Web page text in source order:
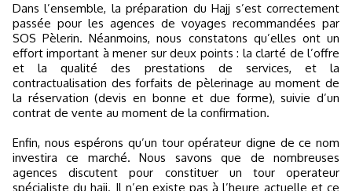
Dans l’ensemble, la préparation du Hajj s’est correctement
passée pour les agences de voyages recommandées par
SOS Pèlerin. Néanmoins, nous constatons qu’elles ont un
effort important à mener sur deux points : la clarté de l’offre
et la qualité des prestations de services, et la
contractualisation des forfaits de pèlerinage au moment de
la réservation (devis en bonne et due forme), suivie d’un
contrat de vente au moment de la confirmation.
Enfin, nous espérons qu’un tour opérateur digne de ce nom
investira ce marché. Nous savons que de nombreuses
agences discutent pour constituer un tour operateur
spécialiste du hajj. Il n’en existe pas à l’heure actuelle et ce